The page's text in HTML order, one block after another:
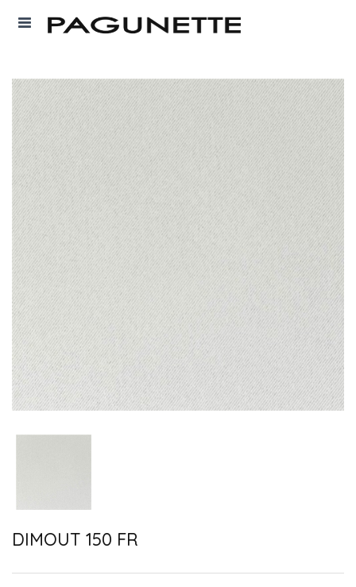
DIMOUT 150 FR